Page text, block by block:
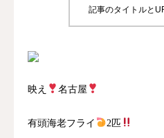
記事のタイトルと
映え 名古屋
有頭海老フライ 2匹